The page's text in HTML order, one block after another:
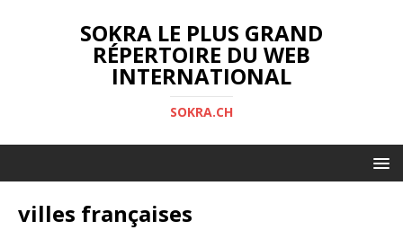
SOKRA LE PLUS GRAND
RÉPERTOIRE DU WEB
INTERNATIONAL
SOKRA.CH
villes françaises